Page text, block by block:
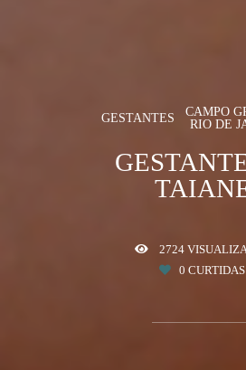
GESTANTES
CAMPO
RIO DE
2724
0 CURTIDAS